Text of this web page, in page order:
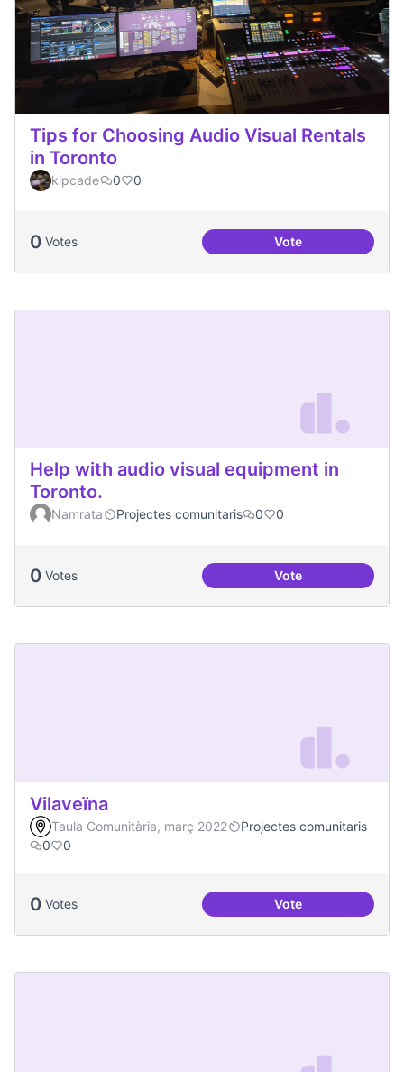
Tips for Choosing Audio Visual Rentals
in Toronto
kipcade 0 0
0 Votes VoteTips for Choosing
Help with audio visual equipment in
Toronto.
Namrata Projectes comunitaris 0 0
0 Votes VoteHelp with audio
Vilaveïna
Taula Comunitària, març 2022
Projectes comunitaris
0
0
0 Votes VoteVilaveïna